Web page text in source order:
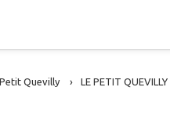
Quevilly LE PETIT QUEVILLY